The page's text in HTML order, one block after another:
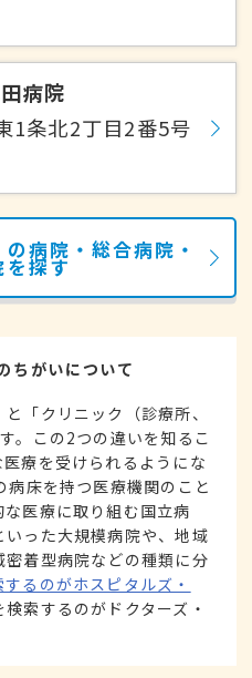
病院
1条北2丁目2番5号
病院・総合病院・
探す
ちがいについて
「クリニック（診療所、
。この2つの違いを知るこ
療を受けられるようにな
病床を持つ医療機関のこと
医療に取り組む国立病
った大規模病院や、地域
着型病院などの種類に分
するのがホスピタルズ・
索するのがドクターズ・